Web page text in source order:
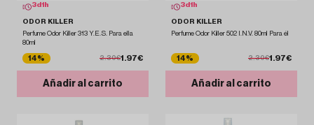
3d 1 h
ODOR KILLER
Perfume Odor Killer 313 Y.E.S. Para ella
80ml
14% 2.30€1.97€
Añadir al carrito
3d 1 h
ODOR KILLER
Perfume Odor Killer 502 I.N.V. 80ml Para él
14% 2.30€1.97€
Añadir al carrito